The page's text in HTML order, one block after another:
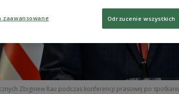
Zbigniew Rau podczas konferencji prasowej po
zaawansowane Odrzucenie wszystkich